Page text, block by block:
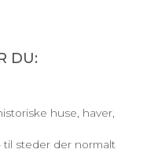
DU:
huse, haver,
til steder der normalt